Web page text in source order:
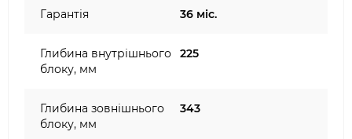
Гарантія 36 міс.
Глибина внутрішнього
блоку, мм
225
Глибина зовнішнього
блоку, мм
343